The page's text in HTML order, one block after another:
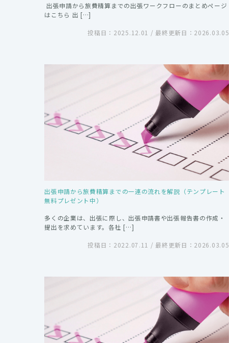
出張申請から旅費精算までの出張ワークフローのまとめページ
はこちら 出 […]
投稿日：2025.12.01 / 最終更新日：2026.03.05
出張申請から旅費精算までの一連の流れを解説（テンプレート
無料プレゼント中）
多くの企業は、出張に際し、出張申請書や出張報告書の作成・
提出を求めています。各社 […]
投稿日：2022.07.11 / 最終更新日：2026.03.05